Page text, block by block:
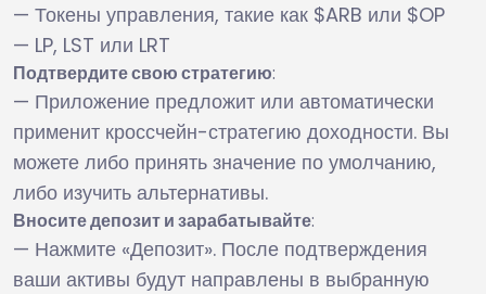
— Токены управления, такие как $ARB или $OP
— LP, LST или LRT
Подтвердите свою стратегию:
— Приложение предложит или автоматически
применит кроссчейн-стратегию доходности. Вы
можете либо принять значение по умолчанию,
либо изучить альтернативы.
Вносите депозит и зарабатывайте:
— Нажмите «Депозит». После подтверждения
ваши активы будут направлены в выбранную